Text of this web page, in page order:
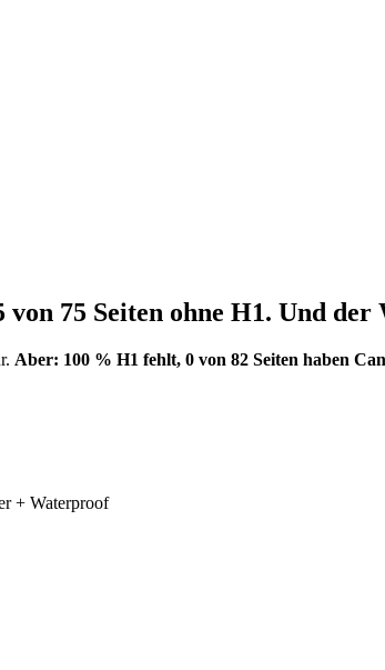
von 75 Seiten ohne H1. Und der
Aber: 100 % H1 fehlt, 0 von 82 Seiten haben
+ Waterproof